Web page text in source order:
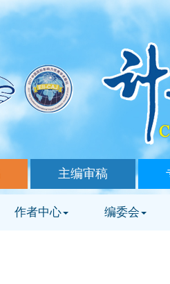
主编审稿
作者中心 编委会